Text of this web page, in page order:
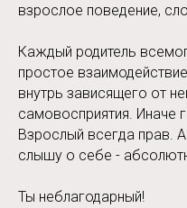
взрослое поведение,
Каждый родитель
простое
внутрь зависящего от
самовосприятия. Иначе
Взрослый всегда прав.
слышу о себе -
Ты неблагодарный!